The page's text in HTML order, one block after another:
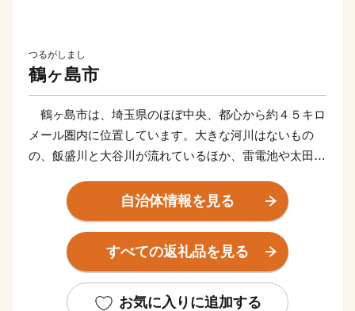
つるがしまし
鶴ヶ島市
鶴ヶ島市は、埼玉県のほぼ中央、都心から約４５キロ
メール圏内に位置しています。大きな河川はないもの
の、飯盛川と大谷川が流れているほか、雷電池や太田ヶ
東京への通勤圏に属する良好な居住空間が広がる一
方、雑木林や農地などといった武蔵野の原風景が残され
ており、都市と自然の調和したまちです。
本市には東武東上線、越生線の３駅があり、東武東上
ていることなどから、東京都心や横浜などに直接行ける
自治体情報を見る
すべての返礼品を見る
お気に入りに追加する